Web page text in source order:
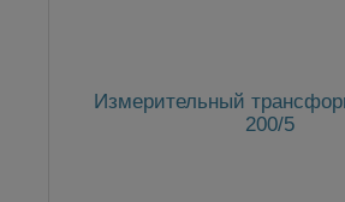
Измерительный
200/5